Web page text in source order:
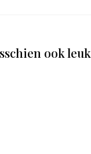
ook leuk